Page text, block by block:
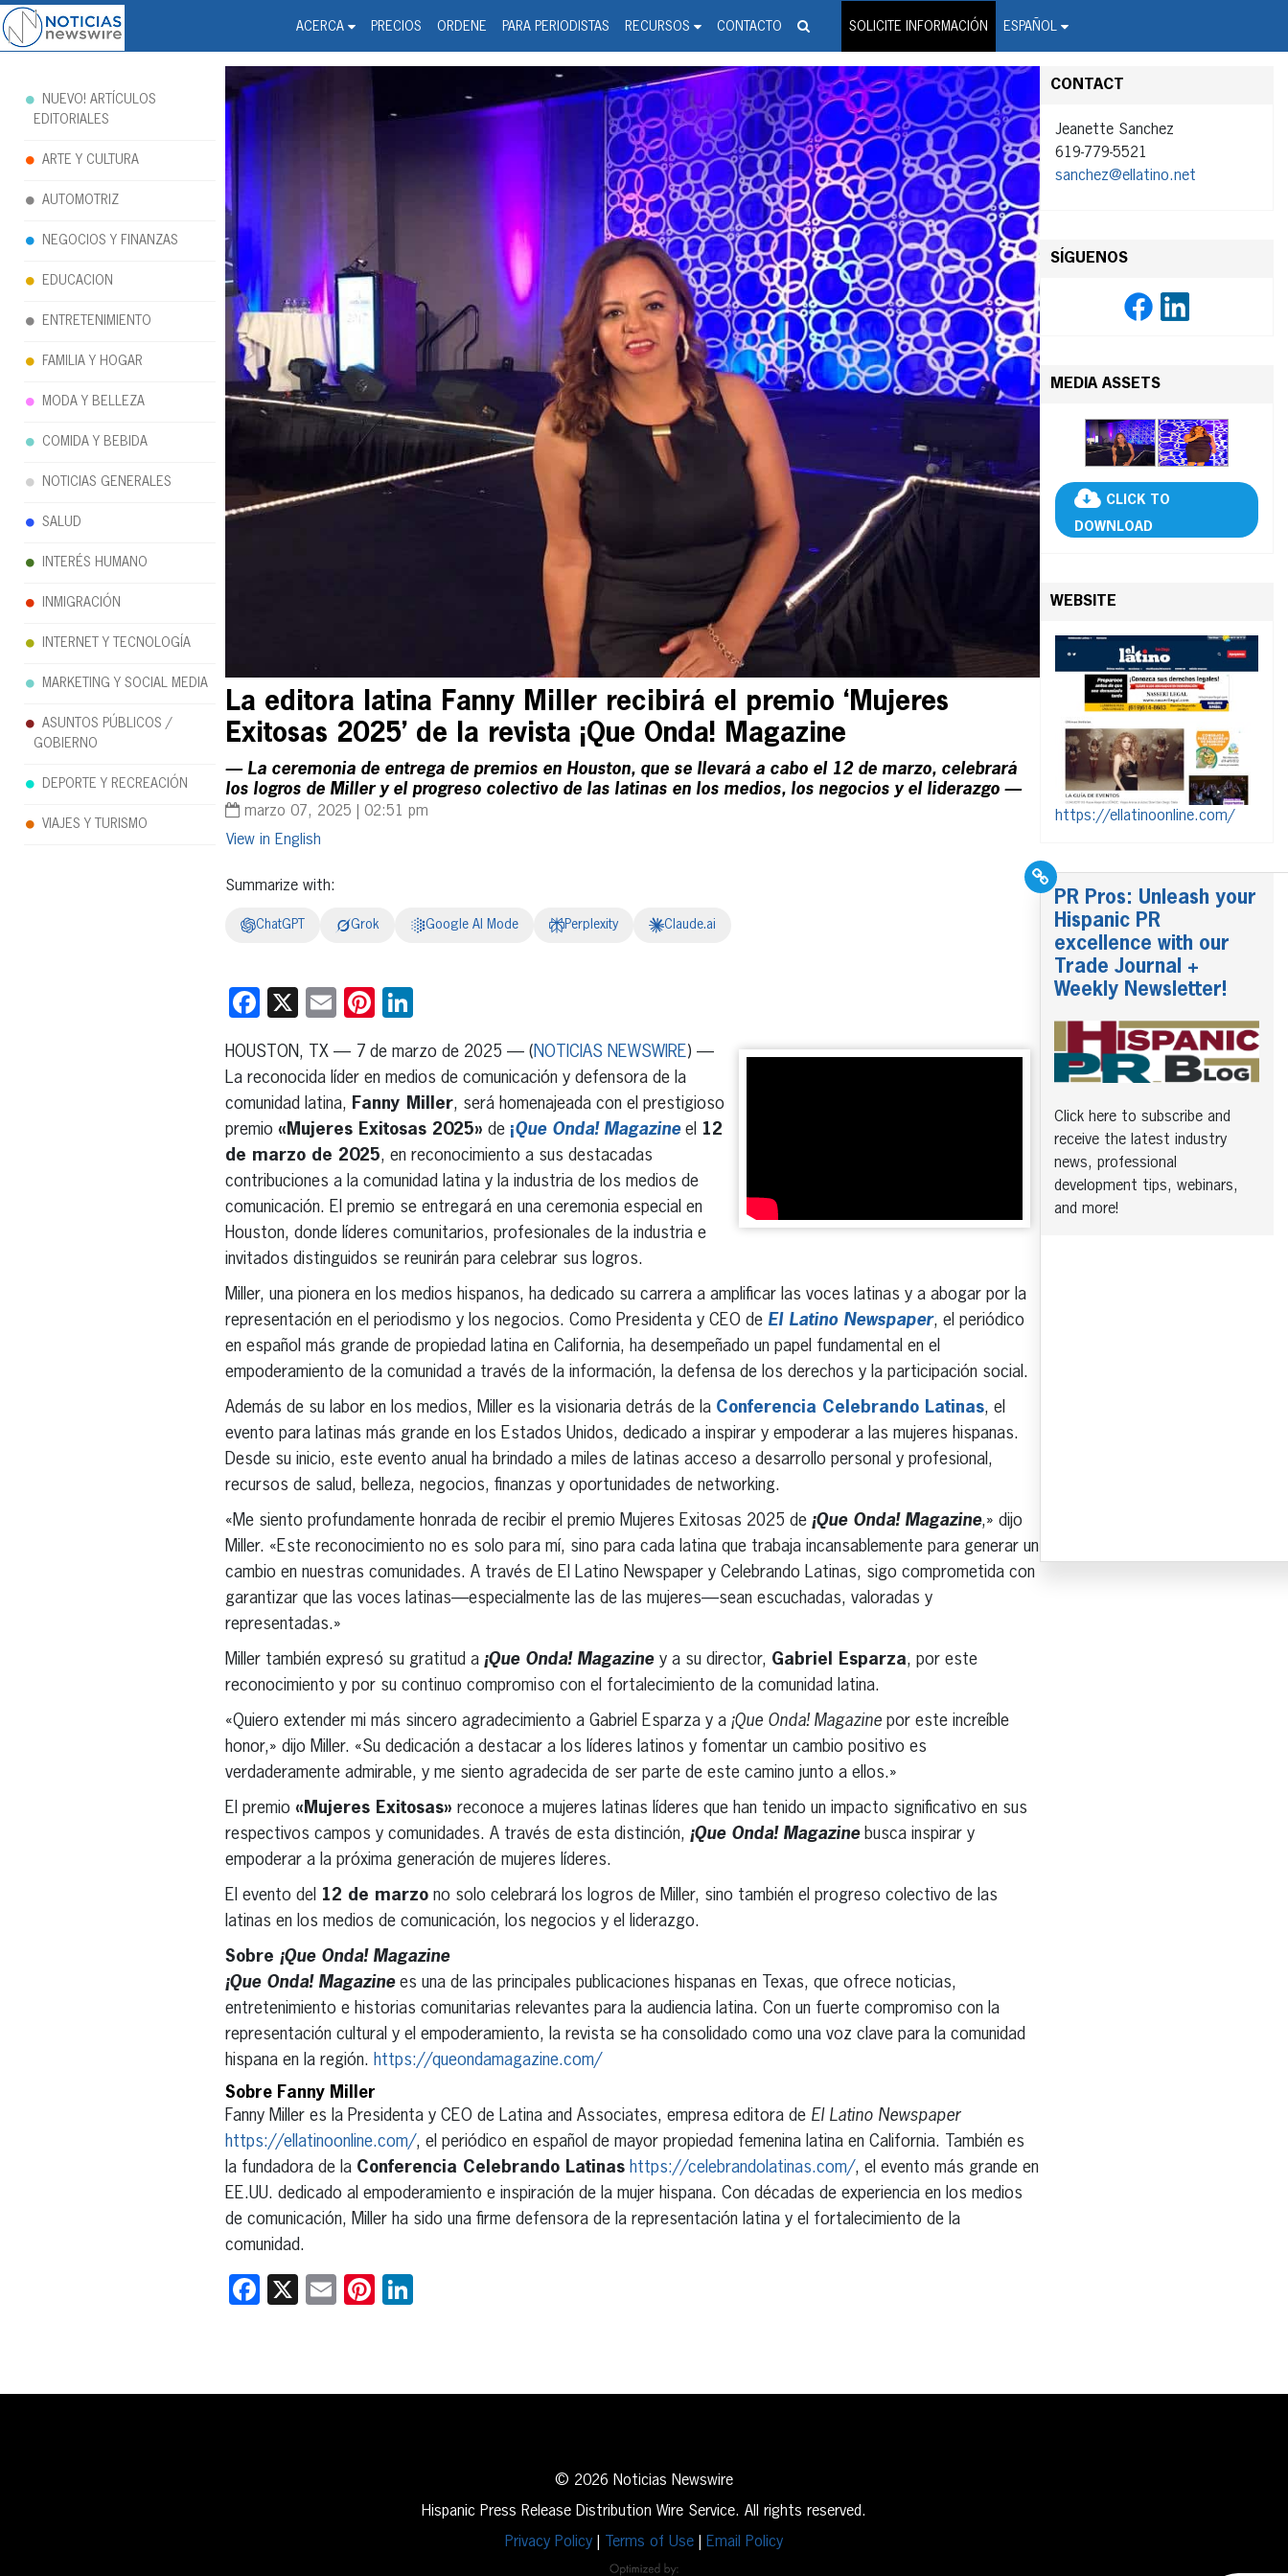
ACERCA PRECIOS ORDENE PARA PERIODISTAS RECURSOS CONTACTO SOLICITE INFORMACIÓN ESPAÑOL
Noticias Newswire - Hispanic Press Release Distribution Wire Service
La editora latina Fanny Miller recibirá el premio ‘Mujeres
Exitosas 2025’ de la revista ¡Que Onda! Magazine
— La ceremonia de entrega de premios en Houston, que se llevará a cabo el 12 de marzo, celebrará
los logros de Miller y el progreso colectivo de las latinas en los medios, los negocios y el liderazgo —
marzo 07, 2025 | 02:51 pm
English
Summarize with:
ChatGPT Grok Google AI Mode Perplexity Claude.ai
Facebook
X EmailPinterest
HOUSTON, TX — 7 de marzo de 2025 — (NOTICIAS NEWSWIRE) —
La reconocida líder en medios de comunicación y defensora de la
comunidad latina, Fanny Miller, será homenajeada con el prestigioso
premio «Mujeres Exitosas 2025» de ¡Que Onda! Magazineel 12
de marzo de 2025, en reconocimiento a sus destacadas
contribuciones a la comunidad latina y la industria de los medios de
comunicación. El premio se entregará en una ceremonia especial en
Houston, donde líderes comunitarios, profesionales de la industria e
invitados distinguidos se reunirán para celebrar sus logros.
Miller, una pionera en los medios hispanos, ha dedicado su carrera a amplificar las voces latinas y a abogar por la
representación en el periodismo y los negocios. Como Presidenta y CEO de El Latino Newspaper, el periódico
en español más grande de propiedad latina en California, ha desempeñado un papel fundamental en el
empoderamiento de la comunidad a través de la información, la defensa de los derechos y la participación social.
Además de su labor en los medios, Miller es la visionaria detrás de la Conferencia Celebrando Latinas, el
evento para latinas más grande en los Estados Unidos, dedicado a inspirar y empoderar a las mujeres hispanas.
Desde su inicio, este evento anual ha brindado a miles de latinas acceso a desarrollo personal y profesional,
recursos de salud, belleza, negocios, finanzas y oportunidades de networking.
«Me siento profundamente honrada de recibir el premio Mujeres Exitosas 2025 de ¡Que Onda! Magazine,» dijo
Miller. «Este reconocimiento no es solo para mí, sino para cada latina que trabaja incansablemente para generar un
cambio en nuestras comunidades. A través de El Latino Newspaper y Celebrando Latinas, sigo comprometida con
garantizar que las voces latinas—especialmente las de las mujeres—sean escuchadas, valoradas y
representadas.»
Miller también expresó su gratitud a ¡Que Onda! Magazine y a su director, Gabriel Esparza, por este
reconocimiento y por su continuo compromiso con el fortalecimiento de la comunidad latina.
«Quiero extender mi más sincero agradecimiento a Gabriel Esparza y a ¡Que Onda! Magazinepor este increíble
honor,» dijo Miller. «Su dedicación a destacar a los líderes latinos y fomentar un cambio positivo es
verdaderamente admirable, y me siento agradecida de ser parte de este camino junto a ellos.»
El premio «Mujeres Exitosas» reconoce a mujeres latinas líderes que han tenido un impacto significativo en sus
respectivos campos y comunidades. A través de esta distinción, ¡Que Onda! Magazinebusca inspirar y
empoderar a la próxima generación de mujeres líderes.
El evento del 12 de marzono solo celebrará los logros de Miller, sino también el progreso colectivo de las
latinas en los medios de comunicación, los negocios y el liderazgo.
Sobre ¡Que Onda! Magazine
¡Que Onda! Magazinees una de las principales publicaciones hispanas en Texas, que ofrece noticias,
entretenimiento e historias comunitarias relevantes para la audiencia latina. Con un fuerte compromiso con la
representación cultural y el empoderamiento, la revista se ha consolidado como una voz clave para la comunidad
hispana en la región. https://queondamagazine.com/
Sobre Fanny Miller
Fanny Miller es la Presidenta y CEO de Latina and Associates, empresa editora de El Latino Newspaper
https://ellatinoonline.com/, el periódico en español de mayor propiedad femenina latina en California. También es
la fundadora de la Conferencia Celebrando Latinas https://celebrandolatinas.com/, el evento más grande en
EE.UU. dedicado al empoderamiento e inspiración de la mujer hispana. Con décadas de experiencia en los medios
de comunicación, Miller ha sido una firme defensora de la representación latina y el fortalecimiento de la
comunidad.
Facebook
X EmailPinterest
CONTACT
Jeanette Sanchez
619-779-5521
sanchez@ellatino.net
SÍGUENOS
MEDIA ASSETS
CLICK TO
DOWNLOAD
WEBSITE
https://ellatinoonline.com/
PR Pros: Unleash your
Hispanic PR
excellence with our
Trade Journal +
Weekly Newsletter!
Click here to subscribe and
receive the latest industry
news, professional
development tips, webinars,
and more!
NUEVO! ARTÍCULOS
EDITORIALES
ARTE Y CULTURA
AUTOMOTRIZ
NEGOCIOS Y FINANZAS
EDUCACION
ENTRETENIMIENTO
FAMILIA Y HOGAR
MODA Y BELLEZA
COMIDA Y BEBIDA
NOTICIAS GENERALES
SALUD
INTERÉS HUMANO
INMIGRACIÓN
INTERNET Y TECNOLOGÍA
MARKETING Y SOCIAL MEDIA
ASUNTOS PÚBLICOS /
GOBIERNO
DEPORTE Y RECREACIÓN
VIAJES Y TURISMO
© 2026 Noticias Newswire
Hispanic Press Release Distribution Wire Service. All rights reserved.
Privacy Policy
Terms of Use Email Policy